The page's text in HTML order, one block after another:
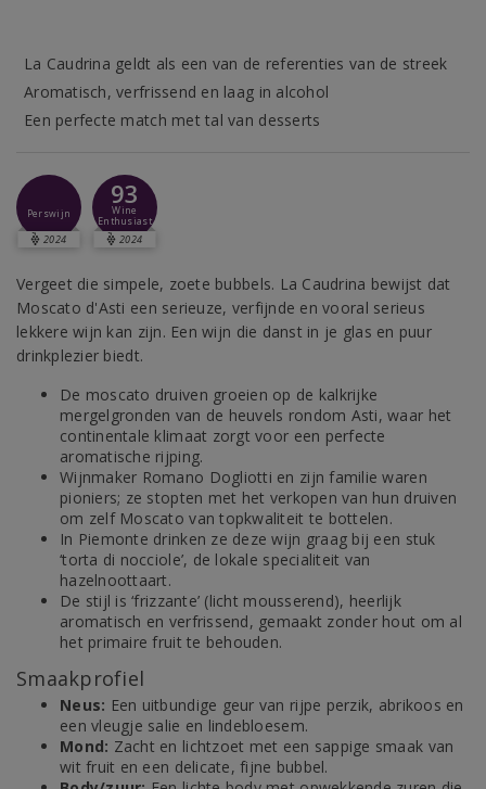
La Caudrina geldt als een van de referenties van de streek
Aromatisch, verfrissend en laag in alcohol
Een perfecte match met tal van desserts
Perswijn
2024
93
Wine
Enthusiast
2024
Vergeet die simpele, zoete bubbels. La Caudrina bewijst dat
Moscato d'Asti een serieuze, verfijnde en vooral serieus
lekkere wijn kan zijn. Een wijn die danst in je glas en puur
drinkplezier biedt.
De moscato druiven groeien op de kalkrijke
mergelgronden van de heuvels rondom Asti, waar het
continentale klimaat zorgt voor een perfecte
aromatische rijping.
Wijnmaker Romano Dogliotti en zijn familie waren
pioniers; ze stopten met het verkopen van hun druiven
om zelf Moscato van topkwaliteit te bottelen.
In Piemonte drinken ze deze wijn graag bij een stuk
‘torta di nocciole’, de lokale specialiteit van
hazelnoottaart.
De stijl is ‘frizzante’ (licht mousserend), heerlijk
aromatisch en verfrissend, gemaakt zonder hout om al
het primaire fruit te behouden.
Smaakprofiel
Neus: Een uitbundige geur van rijpe perzik, abrikoos en
een vleugje salie en lindebloesem.
Mond: Zacht en lichtzoet met een sappige smaak van
wit fruit en een delicate, fijne bubbel.